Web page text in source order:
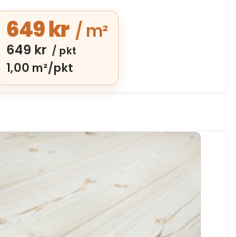
649kr / m²
649 kr / pkt
1,00 m²/pkt